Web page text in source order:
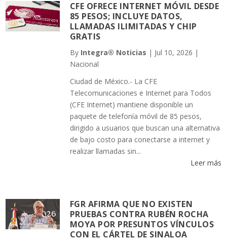
CFE OFRECE INTERNET MÓVIL DESDE
85 PESOS; INCLUYE DATOS,
LLAMADAS ILIMITADAS Y CHIP
GRATIS
By Integra® Noticias | Jul 10, 2026 |
Nacional
Ciudad de México.- La CFE
Telecomunicaciones e Internet para Todos
(CFE Internet) mantiene disponible un
paquete de telefonía móvil de 85 pesos,
dirigido a usuarios que buscan una alternativa
de bajo costo para conectarse a internet y
realizar llamadas sin...
Leer más
FGR AFIRMA QUE NO EXISTEN
PRUEBAS CONTRA RUBÉN ROCHA
MOYA POR PRESUNTOS VÍNCULOS
CON EL CÁRTEL DE SINALOA